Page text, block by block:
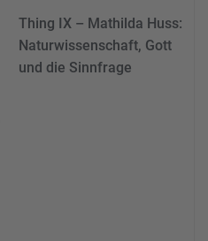
Thing IX – Mathilda Huss:
Naturwissenschaft, Gott
und die Sinnfrage